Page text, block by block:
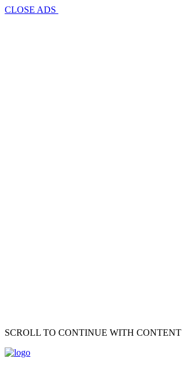
CLOSE ADS
SCROLL TO CONTINUE WITH CONTENT